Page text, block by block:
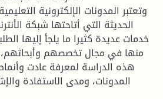
وتعتبر المدونات الإلكترونية
الحديثة التي أتاحتها شبكة
خدمات عديدة كثيرا ما يلجأ إليها
منها في مجال تخصصهم
هذه الدراسة لمعرفة عادت
المدونات، ومدى الاستفادة